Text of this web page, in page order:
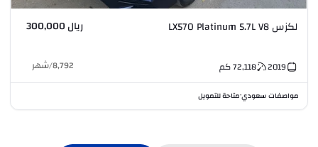
لكزس LX570 Platinum 5.7L V8 ريال 300,000
2019
72,118كم 8,792
/شهر
مواصفات سعودي•متاحة للتمويل